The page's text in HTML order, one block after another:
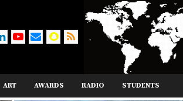
ART AWARDS RADIO STUDENTS